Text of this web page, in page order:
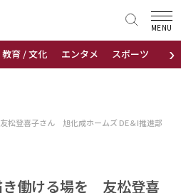
›
教育 / 文化 エンタメ スポーツ 地域
MENU
松登喜子さん 旭化成ホームズ DE＆I推進部
き働ける場を 友松登喜